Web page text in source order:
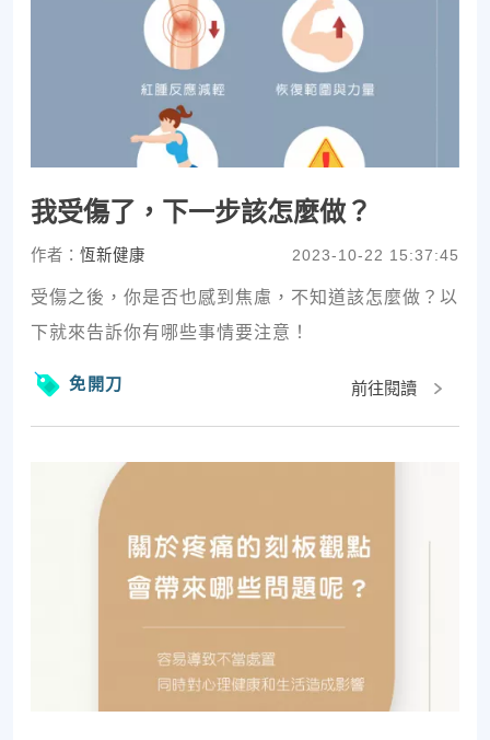
我受傷了，下一步該怎麼做？
作者： 恆新健康 2023-10-22 15:37:45
受傷之後，你是否也感到焦慮，不知道該怎麼做？以
下就來告訴你有哪些事情要注意！
免開刀 前往閱讀